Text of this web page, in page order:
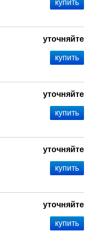
уточняйте
уточняйте
уточняйте
уточняйте